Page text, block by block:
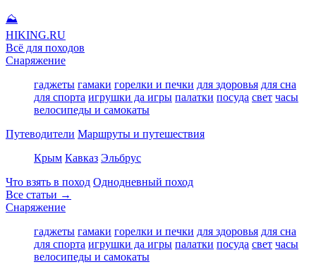
⛰
HIKING.RU
Всё для походов
Снаряжение
гаджеты гамаки горелки и печки для здоровья для сна
для спорта игрушки да игры палатки посуда свет часы
велосипеды и самокаты
Путеводители Маршруты и путешествия
Крым Кавказ Эльбрус
Что взять в поход Однодневный поход
Все статьи →
Снаряжение
гаджеты гамаки горелки и печки для здоровья для сна
для спорта игрушки да игры палатки посуда свет часы
велосипеды и самокаты